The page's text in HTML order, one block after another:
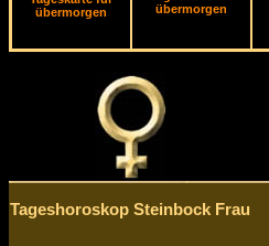
übermorgen
übermorgen
Tageshoroskop Steinbock Frau